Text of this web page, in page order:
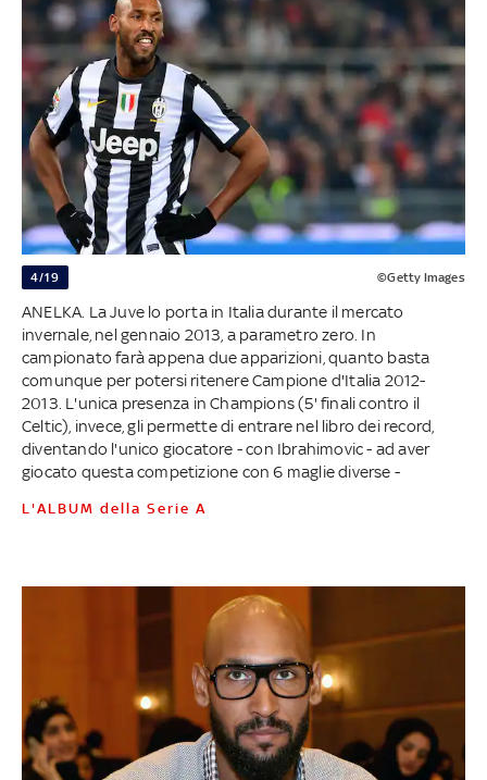
4/19 ©Getty Images
ANELKA. La Juve lo porta in Italia durante il mercato
invernale, nel gennaio 2013, a parametro zero. In
campionato farà appena due apparizioni, quanto basta
comunque per potersi ritenere Campione d'Italia 2012-
2013. L'unica presenza in Champions (5' finali contro il
Celtic), invece, gli permette di entrare nel libro dei record,
diventando l'unico giocatore - con Ibrahimovic - ad aver
giocato questa competizione con 6 maglie diverse -
L'ALBUM della Serie A